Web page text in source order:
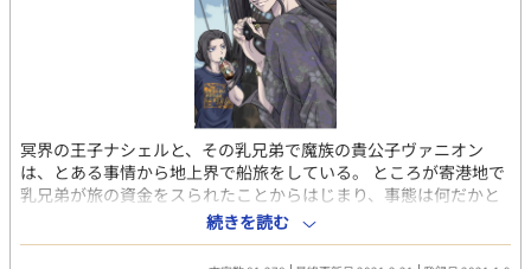
冥界の王子ナシェルと、その乳兄弟で魔族の貴公子ヴァニオン
は、とある事情から地上界で船旅をしている。 ところが寄港地で
乳兄弟が旅の資金をスられたことからはじまり、事態は何だかと
っても、ややこしいことに…。 そこへナシェルを心配した冥王ま
でもが追いかけてきて……事態はますますややこしいことに！？
◆ドタバタコメディBLファンタジーです。 ◆『泉界のアリア』の
続きを読む